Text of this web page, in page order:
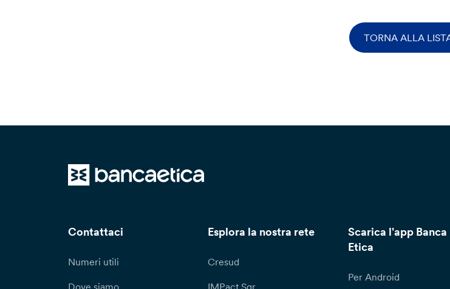
TORNA ALLA
Contattaci
Numeri utili
Dove siamo
Esplora la nostra rete
Cresud
IMPact Sgr
Scarica l'app Banca
Etica
Per Android